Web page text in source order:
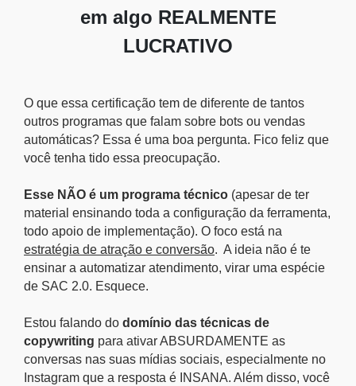
em algo REALMENTE
LUCRATIVO
O que essa certificação tem de diferente de tantos
outros programas que falam sobre bots ou vendas
automáticas? Essa é uma boa pergunta. Fico feliz que
você tenha tido essa preocupação.
Esse NÃO é um programa técnico (apesar de ter
material ensinando toda a configuração da ferramenta,
todo apoio de implementação). O foco está na
estratégia de atração e conversão. A ideia não é te
ensinar a automatizar atendimento, virar uma espécie
de SAC 2.0. Esquece.
Estou falando do domínio das técnicas de
copywriting para ativar ABSURDAMENTE as
conversas nas suas mídias sociais, especialmente no
Instagram que a resposta é INSANA. Além disso, você